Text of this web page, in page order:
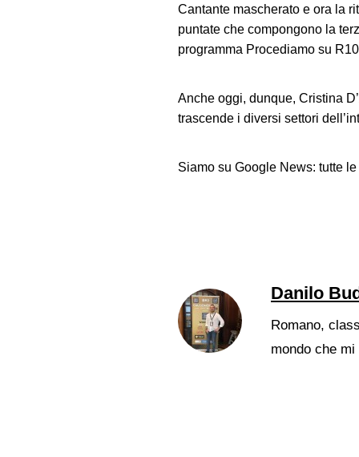
Cantante mascherato e ora la
puntate che compongono la
programma Procediamo su
Anche oggi, dunque, Cristina
trascende i diversi settori
Siamo su Google News: tutte
Danilo
Romano,
mondo che